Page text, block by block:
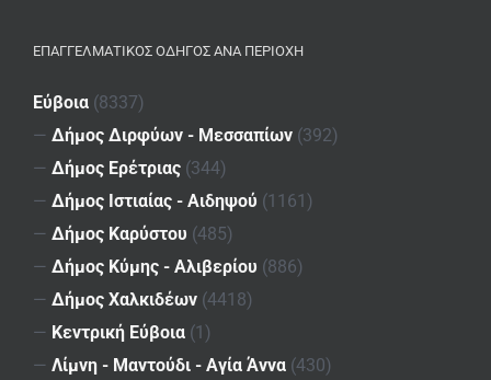
ΕΠΑΓΓΕΛΜΑΤΙΚΌΣ ΟΔΗΓΌΣ ΑΝΆ ΠΕΡΙΟΧΉ
Εύβοια (8337)
— Δήμος Διρφύων - Μεσσαπίων (392)
— Δήμος Ερέτριας (344)
— Δήμος Ιστιαίας - Αιδηψού (1161)
— Δήμος Καρύστου (485)
— Δήμος Κύμης - Αλιβερίου (886)
— Δήμος Χαλκιδέων (4418)
— Κεντρική Εύβοια (1)
— Λίμνη - Μαντούδι - Αγία Άννα (430)